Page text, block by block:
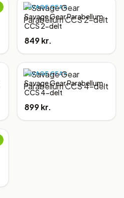
SAVAGE GEAR
Savage Gear Parabellum
CCS 2-delt
849 kr.
SAVAGE GEAR
Savage Gear Parabellum
CCS 4-delt
899 kr.